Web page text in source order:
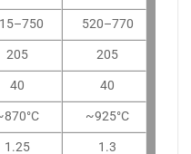
520–770
205
205
40
40
~925°C
1.25 1.3